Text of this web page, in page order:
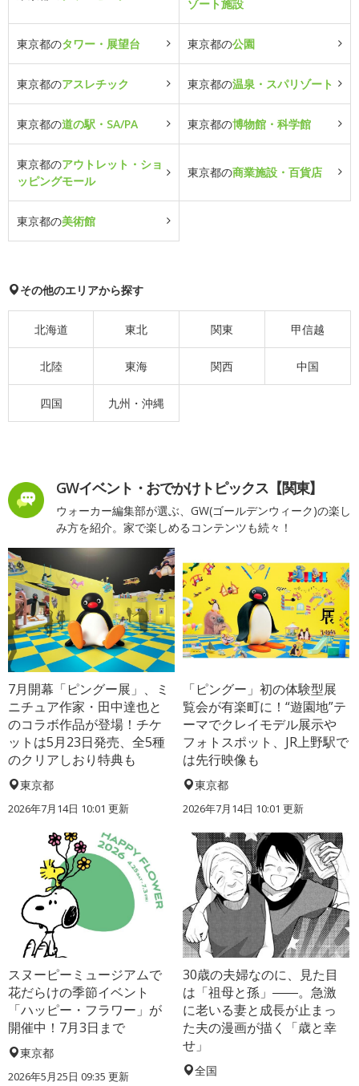
ゾート施設
東京都のタワー・展望台 東京都の公園
東京都のアスレチック 東京都の温泉・スパリゾート
東京都の道の駅・SA/PA 東京都の博物館・科学館
東京都のアウトレット・ショ
ッピングモール
東京都の商業施設・百貨店
東京都の美術館
その他のエリアから探す
北海道 東北 関東 甲信越
北陸 東海 関西 中国
四国 九州・沖縄
GWイベント・おでかけトピックス【関東】
ウォーカー編集部が選ぶ、GW(ゴールデンウィーク)の楽し
み方を紹介。家で楽しめるコンテンツも続々！
7月開幕「ピングー展」、ミ
ニチュア作家・田中達也と
のコラボ作品が登場！チケ
ットは5月23日発売、全5種
のクリアしおり特典も
東京都
2026年7月14日 10:01 更新
「ピングー」初の体験型展
覧会が有楽町に！“遊園地”テ
ーマでクレイモデル展示や
フォトスポット、JR上野駅で
は先行映像も
東京都
2026年7月14日 10:01 更新
スヌーピーミュージアムで
花だらけの季節イベント
「ハッピー・フラワー」が
開催中！7月3日まで
東京都
2026年5月25日 09:35 更新
30歳の夫婦なのに、見た目
は「祖母と孫」――。急激
に老いる妻と成長が止まっ
た夫の漫画が描く「歳と幸
せ」
全国